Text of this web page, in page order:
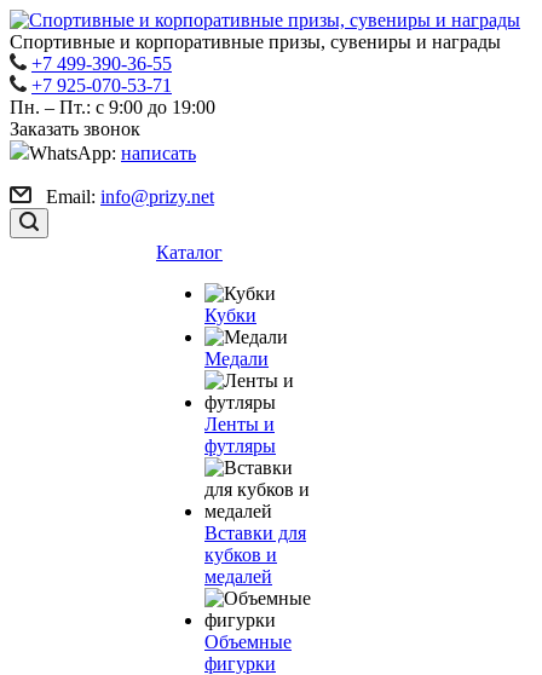
Спортивные и корпоративные призы, сувениры и награды
+7 499-390-36-55
+7 925-070-53-71
Пн. – Пт.: с 9:00 до 19:00
Заказать звонок
WhatsApp: написать
Email: info@prizy.net
Каталог
Кубки
Медали
Ленты и
футляры
Вставки для
кубков и
медалей
Объемные
фигурки